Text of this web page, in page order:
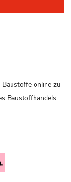
Baustoffe online zu
Baustoffhandels